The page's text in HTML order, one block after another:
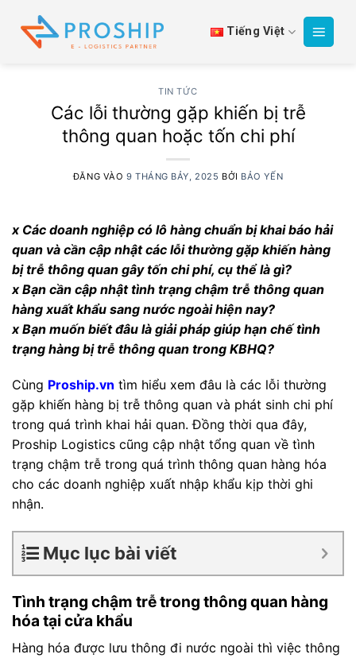
qua
Tiếng Việt
TIN TỨC
Các lỗi thường gặp khiến bị trễ
thông quan hoặc tốn chi phí
ĐĂNG VÀO 9 THÁNG BẢY, 2025 BỞI BẢO YẾN
x Các doanh nghiệp có lô hàng chuẩn bị khai báo hải
quan và cần cập nhật các lỗi thường gặp khiến hàng
bị trễ thông quan gây tốn chi phí, cụ thể là gì?
x Bạn cần cập nhật tình trạng chậm trễ thông quan
hàng xuất khẩu sang nước ngoài hiện nay?
x Bạn muốn biết đâu là giải pháp giúp hạn chế tình
trạng hàng bị trễ thông quan trong KBHQ?
Cùng Proship.vn tìm hiểu xem đâu là các lỗi thường
gặp khiến hàng bị trễ thông quan và phát sinh chi phí
trong quá trình khai hải quan. Đồng thời qua đây,
Proship Logistics cũng cập nhật tổng quan về tình
trạng chậm trễ trong quá trình thông quan hàng hóa
cho các doanh nghiệp xuất nhập khẩu kịp thời ghi
nhận.
Mục lục bài viết
Tình trạng chậm trễ trong thông quan hàng
hóa tại cửa khẩu
Hàng hóa được lưu thông đi nước ngoài thì việc thông